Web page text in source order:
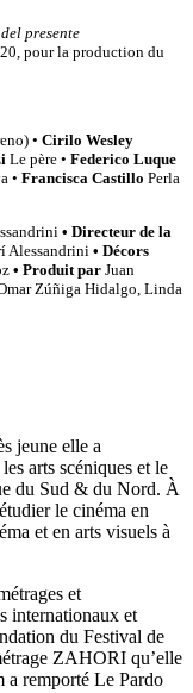
presente
pour la production du
• Cirilo Wesley
Le père • Federico Luque
• Francisca Castillo Perla
• Directeur de la
Alessandrini • Décors
• Produit par Juan
Zúñiga Hidalgo, Linda
jeune elle a
arts scéniques et le
du Sud & du Nord. À
le cinéma en
et en arts visuels à
et
internationaux et
du Festival de
ZAHORI qu’elle
a remporté Le Pardo